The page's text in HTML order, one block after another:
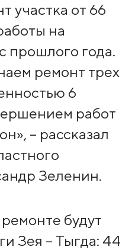
участка от 66
на
прошлого года.
ремонт трех
6
работ
– рассказал
Зеленин.
будут
Зея – Тыгда: 44